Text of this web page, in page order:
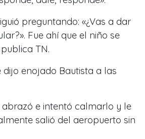
preguntando: «¿Vas a dar
Fue ahí que el niño se
TN.
dijo enojado Bautista a las
e intentó calmarlo y le
salió del aeropuerto sin